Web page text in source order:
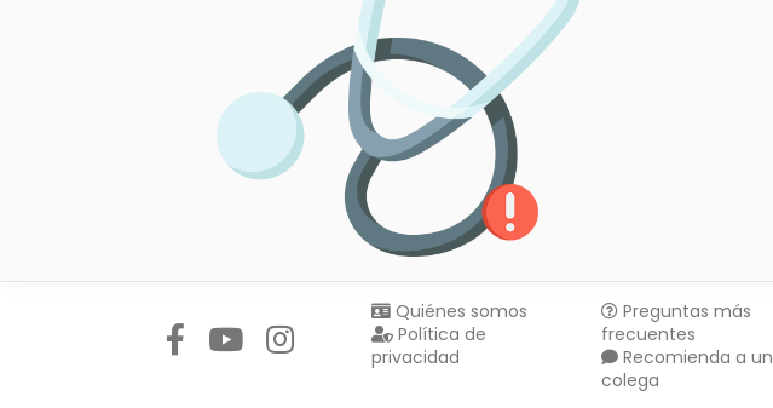
Quiénes somos
Política de
privacidad
Preguntas más
frecuentes
Recomienda a un
colega